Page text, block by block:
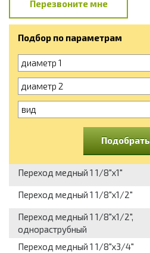
Перезвоните мне
Подбор по параметрам
диаметр 1
диаметр 2
вид
Подобрать
Переход медный 1 1/8"х1"
Переход медный 1 1/8"х1/2"
Переход медный 1 1/8"х1/2",
однораструбный
Переход медный 1 1/8"х3/4"